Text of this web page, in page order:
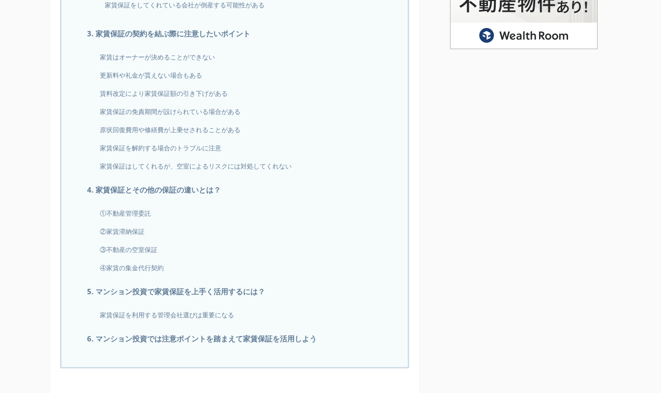
家賃保証をしてくれている会社が倒産する可能性がある
3. 家賃保証の契約を結ぶ際に注意したいポイント
家賃はオーナーが決めることができない
更新料や礼金が貰えない場合もある
賃料改定により家賃保証額の引き下げがある
家賃保証の免責期間が設けられている場合がある
原状回復費用や修繕費が上乗せされることがある
家賃保証を解約する場合のトラブルに注意
家賃保証はしてくれるが、空室によるリスクには対処してくれない
4. 家賃保証とその他の保証の違いとは？
①不動産管理委託
②家賃滞納保証
③不動産の空室保証
④家賃の集金代行契約
5. マンション投資で家賃保証を上手く活用するには？
家賃保証を利用する管理会社選びは重要になる
6. マンション投資では注意ポイントを踏まえて家賃保証を活用しよう